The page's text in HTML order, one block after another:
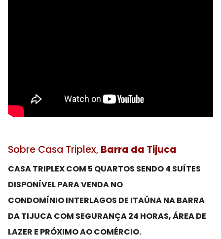
Sobre Casa Triplex, Barra da Tijuca
CASA TRIPLEX COM 5 QUARTOS SENDO 4 SUÍTES
DISPONÍVEL PARA VENDA NO
CONDOMÍNIO INTERLAGOS DE ITAÚNA NA BARRA
DA TIJUCA COM SEGURANÇA 24 HORAS, ÁREA DE
LAZER E PRÓXIMO AO COMÉRCIO.